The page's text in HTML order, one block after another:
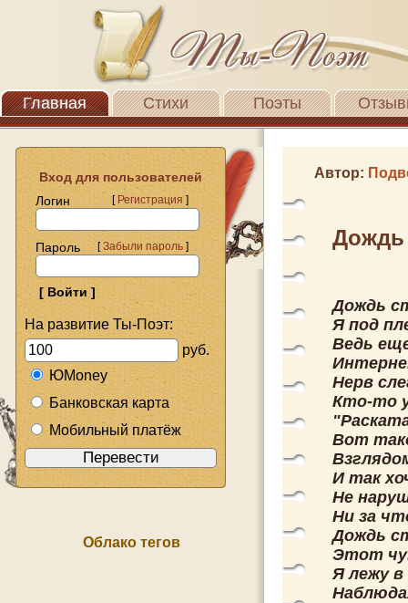
Главная Стихи Поэты
Вход для пользователей
Логин
[Регистрация]
Пароль [Забыли пароль]
На развитие Ты-Поэт:
руб.
ЮMoney
Банковская карта
Мобильный платёж
Облако тегов
Автор:
Дождь
Дождь
Я под
Ведь
Нерв
Кто-то
Вот
И так
Не
Ни за
Дождь
Этот
Я лежу в